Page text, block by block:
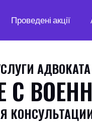
Проведені акції
С